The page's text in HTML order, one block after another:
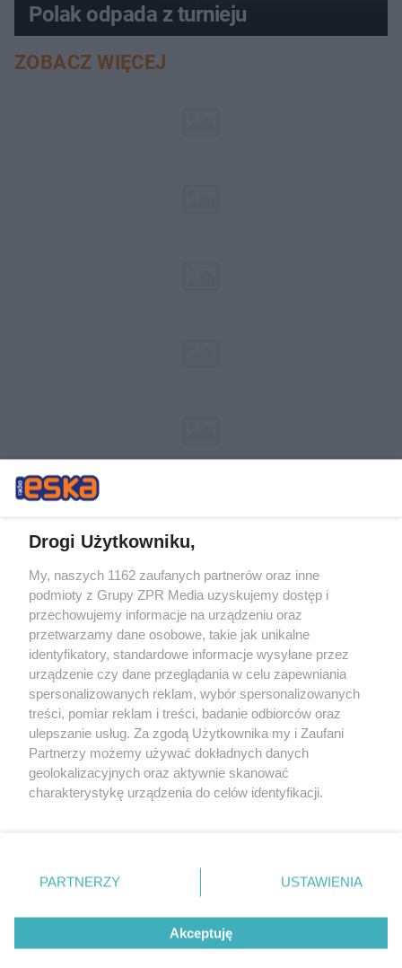
Polak odpada z turnieju
ZOBACZ WIĘCEJ
Żaden utwór zamieszczony w serwisie nie może być powielany i
rozpowszechniany lub dalej rozpowszechniany w jakikolwiek sposób (w
tym także elektroniczny lub mechaniczny) na jakimkolwiek polu
eksploatacji w jakiejkolwiek formie, włącznie z umieszczaniem w
Internecie bez pisemnej zgody właściciela praw. Jakiekolwiek użycie lub
wykorzystanie utworów w całości lub w części z naruszeniem prawa,
tzn. bez właściwej zgody, jest zabronione pod groźbą kary i może być
ścigane prawnie.
© 2026 Grupa ZPR Media
Drogi Użytkowniku,
My, naszych 1162 zaufanych partnerów oraz inne
podmioty z Grupy ZPR Media uzyskujemy dostęp i
przechowujemy informacje na urządzeniu oraz
przetwarzamy dane osobowe, takie jak unikalne
identyfikatory, standardowe informacje wysyłane przez
urządzenie czy dane przeglądania w celu zapewniania
spersonalizowanych reklam, wybór spersonalizowanych
treści, pomiar reklam i treści, badanie odbiorców oraz
ulepszanie usług. Za zgodą Użytkownika my i Zaufani
Partnerzy możemy używać dokładnych danych
geolokalizacyjnych oraz aktywnie skanować
charakterystykę urządzenia do celów identyfikacji.
zmienić/wycofać klikając przycisk ustawień prywatności
znajdujący się w lewym dolnym rogu strony
rodzaje przetwarzania danych nie wymagają zgody
użytkownika, ale masz prawo sprzeciwić się takiemu
przetwarzaniu. Preferencje będą miały zastosowanie tylko
PARTNERZY USTAWIENIA
Akceptuję